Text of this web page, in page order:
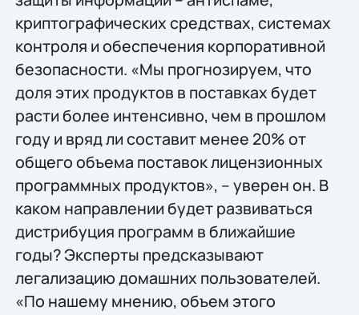
криптографических средствах, системах
контроля и обеспечения корпоративной
безопасности. «Мы прогнозируем, что
доля этих продуктов в поставках будет
расти более интенсивно, чем в прошлом
году и вряд ли составит менее 20% от
общего объема поставок лицензионных
программных продуктов», – уверен он. В
каком направлении будет развиваться
дистрибуция программ в ближайшие
годы? Эксперты предсказывают
легализацию домашних пользователей.
«По нашему мнению, объем этого